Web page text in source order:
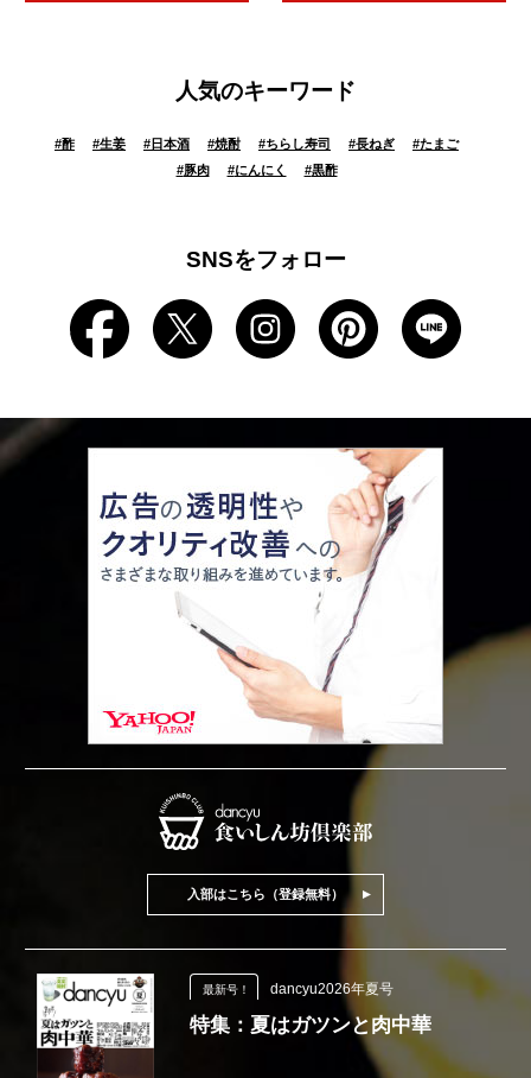
人気のキーワード
#酢 #生姜 #日本酒 #焼酎 #ちらし寿司 #長ねぎ #たまご
#豚肉 #にんにく #黒酢
SNSをフォロー
入部はこちら（登録無料）
最新号！ dancyu2026年夏号
特集：夏はガツンと肉中華